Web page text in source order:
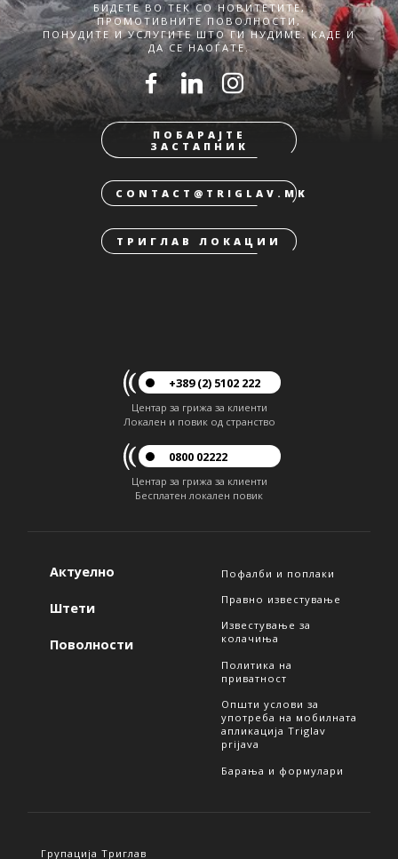
БИДЕТЕ ВО ТЕК СО НОВИТЕТИТЕ,
ПРОМОТИВНИТЕ ПОВОЛНОСТИ,
ПОНУДИТЕ И УСЛУГИТЕ ШТО ГИ НУДИМЕ. КАДЕ И
ДА СЕ НАОЃАТЕ.
ПОБАРАЈТЕ
ЗАСТАПНИК
CONTACT@TRIGLAV.MK
ТРИГЛАВ ЛОКАЦИИ
+389 (2) 5102 222
Центар за грижа за клиенти
Локален и повик од странство
0800 02222
Центар за грижа за клиенти
Бесплатен локален повик
Актуелно
Штети
Поволности
Пофалби и поплаки
Правно известување
Известување за
колачиња
Политика на
приватност
Општи услови за
употреба на мобилната
апликација Triglav
prijava
Барања и формулари
Групација Триглав